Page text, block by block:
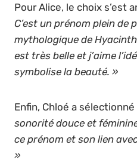
Pour Alice, le choix s’est
C’est un prénom plein de
mythologique de
est très belle et j’aime
symbolise la beauté. »
Enfin, Chloé a sélectionné
sonorité douce et
ce prénom et son lien
»